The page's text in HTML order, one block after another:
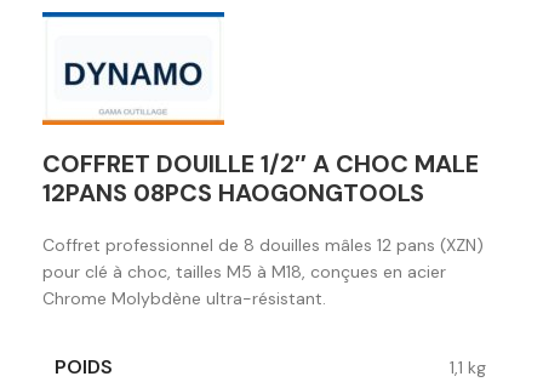
COFFRET DOUILLE 1/2″ A CHOC MALE
12PANS 08PCS HAOGONGTOOLS
Coffret professionnel de 8 douilles mâles 12 pans (XZN)
pour clé à choc, tailles M5 à M18, conçues en acier
Chrome Molybdène ultra-résistant.
POIDS 1,1 kg